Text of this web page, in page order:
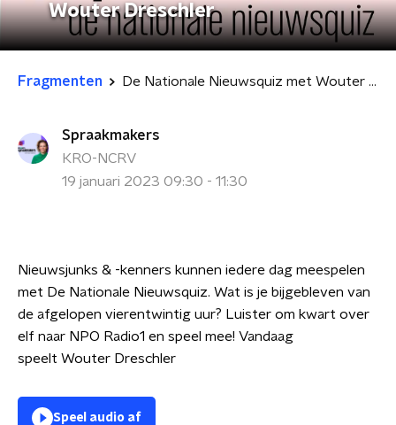
Wouter Dreschler
Fragmenten De Nationale Nieuwsquiz met Wouter Dreschler
Spraakmakers
KRO-NCRV
19 januari 2023 09:30 - 11:30
Nieuwsjunks & -kenners kunnen iedere dag meespelen
met De Nationale Nieuwsquiz. Wat is je bijgebleven van
de afgelopen vierentwintig uur? Luister om kwart over
elf naar NPO Radio1 en speel mee! Vandaag
speelt Wouter Dreschler
Speel audio af